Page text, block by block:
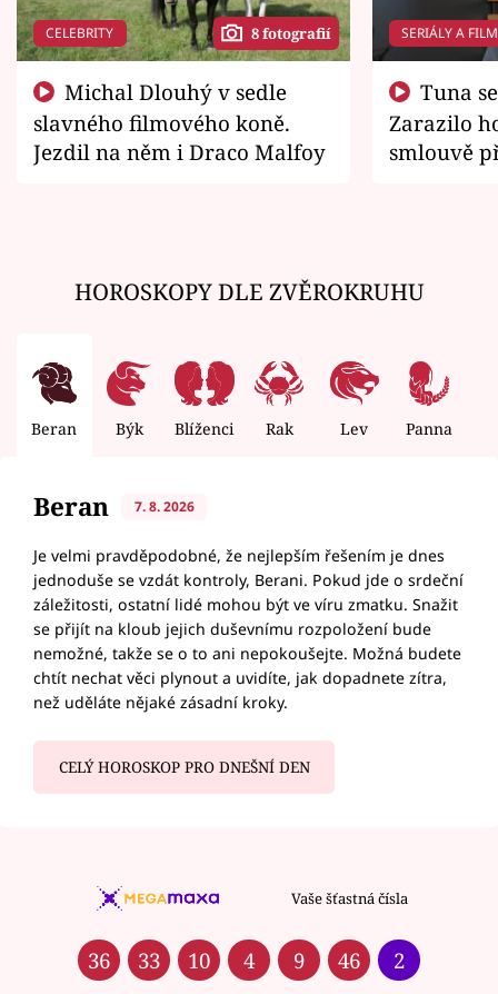
CELEBRITY 8 fotografií
slavného filmového koně.
Jezdil na něm i Draco Malfoy
SERIÁLY A
Zarazilo
smlouvě
HOROSKOPY DLE ZVĚROKRUHU
Beran Býk Blíženci Rak Lev Panna
Beran 7. 8. 2026
Je velmi pravděpodobné, že nejlepším řešením je dnes
jednoduše se vzdát kontroly, Berani. Pokud jde o srdeční
záležitosti, ostatní lidé mohou být ve víru zmatku. Snažit
se přijít na kloub jejich duševnímu rozpoložení bude
nemožné, takže se o to ani nepokoušejte. Možná budete
chtít nechat věci plynout a uvidíte, jak dopadnete zítra,
než uděláte nějaké zásadní kroky.
CELÝ HOROSKOP PRO DNEŠNÍ DEN
Vaše šťastná čísla
36 33 10 4 9 46 2